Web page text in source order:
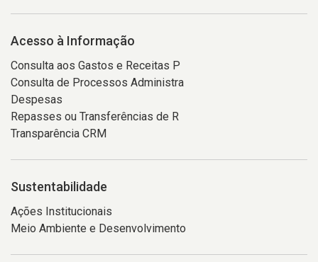
Acesso à Informação
Consulta aos Gastos e Receitas P
Consulta de Processos Administra
Despesas
Repasses ou Transferências de R
Transparência CRM
Sustentabilidade
Ações Institucionais
Meio Ambiente e Desenvolvimento